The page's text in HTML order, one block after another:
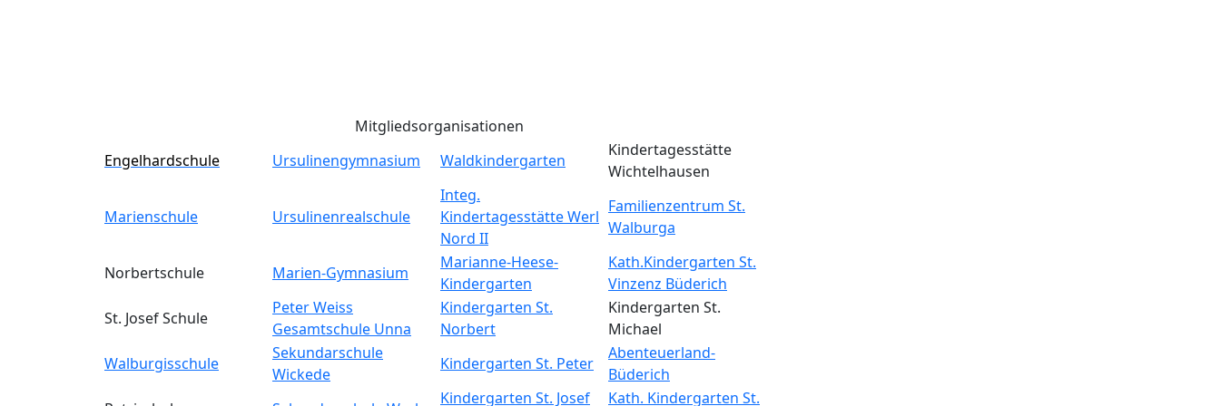
Mitgliedsorganisationen
Engelhardschule
Ursulinengymnasium Waldkindergarten
Kindertagesstätte
Wichtelhausen
Marienschule Ursulinenrealschule
Integ.
Kindertagesstätte Werl
Nord II
Familienzentrum St.
Walburga
Norbertschule Marien-Gymnasium
Marianne-Heese-
Kindergarten
Kath.Kindergarten St.
Vinzenz Büderich
St. Josef Schule
Peter Weiss
Gesamtschule Unna
Kindergarten St.
Norbert
Kindergarten St.
Michael
Walburgisschule
Sekundarschule
Wickede
Kindergarten St. Peter
Abenteuerland-
Büderich
Kindergarten St. Josef Kath. Kindergarten St.